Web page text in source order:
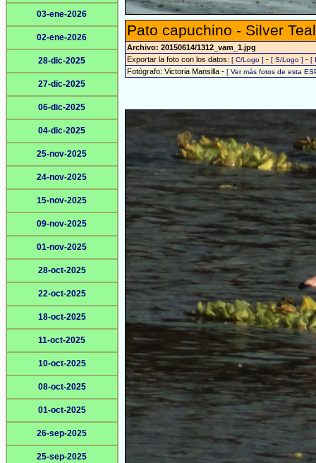
03-ene-2026
02-ene-2026
28-dic-2025
27-dic-2025
06-dic-2025
04-dic-2025
25-nov-2025
24-nov-2025
15-nov-2025
09-nov-2025
01-nov-2025
28-oct-2025
22-oct-2025
18-oct-2025
11-oct-2025
10-oct-2025
08-oct-2025
01-oct-2025
26-sep-2025
25-sep-2025
Pato capuchino - Silver
Archivo: 20150614/1312_vam_1.jpg
Exportar la foto con los datos: [ C/Logo ] - [ S/Logo ] - [
Fotógrafo: Victoria Mansilla - [ Ver más fotos de esta